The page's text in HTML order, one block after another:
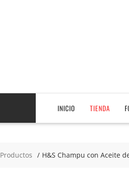
INICIO TIENDA
Productos H&S Champu con Aceite